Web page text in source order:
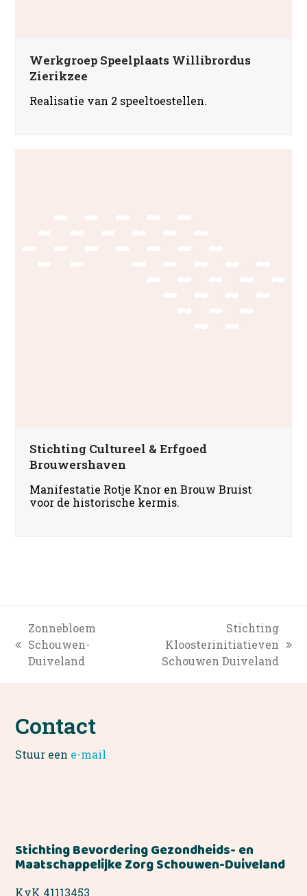
Werkgroep Speelplaats Willibrordus
Zierikzee
Realisatie van 2 speeltoestellen.
Stichting Cultureel & Erfgoed
Brouwershaven
Manifestatie Rotje Knor en Brouw Bruist
voor de historische kermis.
previous
post:
Zonnebloem
Schouwen-
Duiveland
Stichting
Kloosterinitiatieven
Schouwen Duiveland
Contact
Stuur een e-mail
Stichting Bevordering Gezondheids- en
Maatschappelijke Zorg Schouwen-Duiveland
KvK 41113453